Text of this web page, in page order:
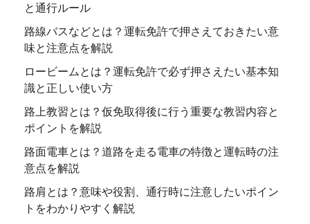
と通行ルール
路線バスなどとは？運転免許で押さえておきたい意
味と注意点を解説
ロービームとは？運転免許で必ず押さえたい基本知
識と正しい使い方
路上教習とは？仮免取得後に行う重要な教習内容と
ポイントを解説
路面電車とは？道路を走る電車の特徴と運転時の注
意点を解説
路肩とは？意味や役割、通行時に注意したいポイン
トをわかりやすく解説